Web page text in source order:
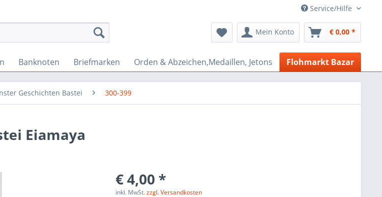
Service/Hilfe
Mein Konto € 0,00 *
Banknoten Briefmarken Orden & Abzeichen,Medaillen, Jetons Flohmarkt Bazar
Geschichten Bastei 300-399
Eiamaya
€ 4,00 *
inkl. MwSt.zzgl. Versandkosten